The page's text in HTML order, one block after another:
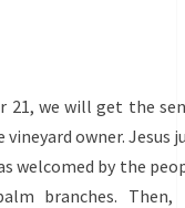
21, we will get the
owner. Jesus
welcomed by the
branches. Then,